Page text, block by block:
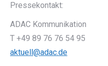
Pressekontakt:
ADAC Kommunikation
T +49 89 76 76 54 95
aktuell@adac.de